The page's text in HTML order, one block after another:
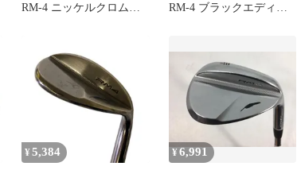
RM-4 ニッケルクロムメ
他) メンズ 男性用 右利き
右用 Cランク ゴルフクラ
RM-4 ブラックエディシ
ックスその他) メンズ 男
性用 右利き 右用 Dラン
ク ゴルフクラブ
¥ 5,384 ¥6,991